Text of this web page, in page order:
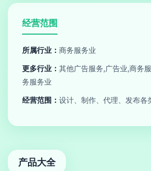
经营范围
所属行业： 商务服务业
更多行业： 其他广告服务,广告业,商务
务服务业
经营范围： 设计、制作、代理、发布各
产品大全